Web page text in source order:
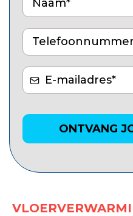
ONTVANG